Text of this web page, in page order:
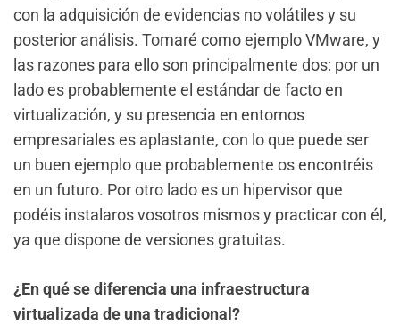
con la adquisición de evidencias no volátiles y su
posterior análisis. Tomaré como ejemplo VMware, y
las razones para ello son principalmente dos: por un
lado es probablemente el estándar de facto en
virtualización, y su presencia en entornos
empresariales es aplastante, con lo que puede ser
un buen ejemplo que probablemente os encontréis
en un futuro. Por otro lado es un hipervisor que
podéis instalaros vosotros mismos y practicar con él,
ya que dispone de versiones gratuitas.
¿En qué se diferencia una infraestructura
virtualizada de una tradicional?